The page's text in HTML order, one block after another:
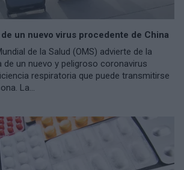
de un nuevo virus procedente de China
de la Salud (OMS) advierte de la
de un nuevo y peligroso coronavirus
respiratoria que puede transmitirse
La...